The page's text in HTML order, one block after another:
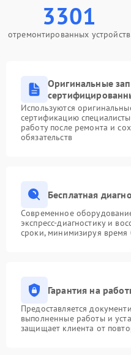
3301
отремонтированных устройств
Оригинальные
Используются
сертификацию
работу после ремонта и
обязательств
Бесплатная
Современное
экспресс-диагностику и
сроки, минимизируя время
Гарантия на
Предоставляется
выполненные работы и
защищает клиента от